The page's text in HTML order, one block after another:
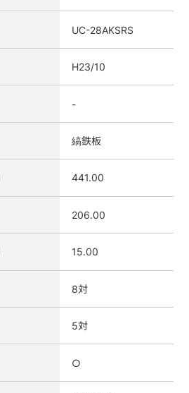
UC-28AKSRS
H23/10
-
縞鉄板
441.00
206.00
15.00
8対
5対
○